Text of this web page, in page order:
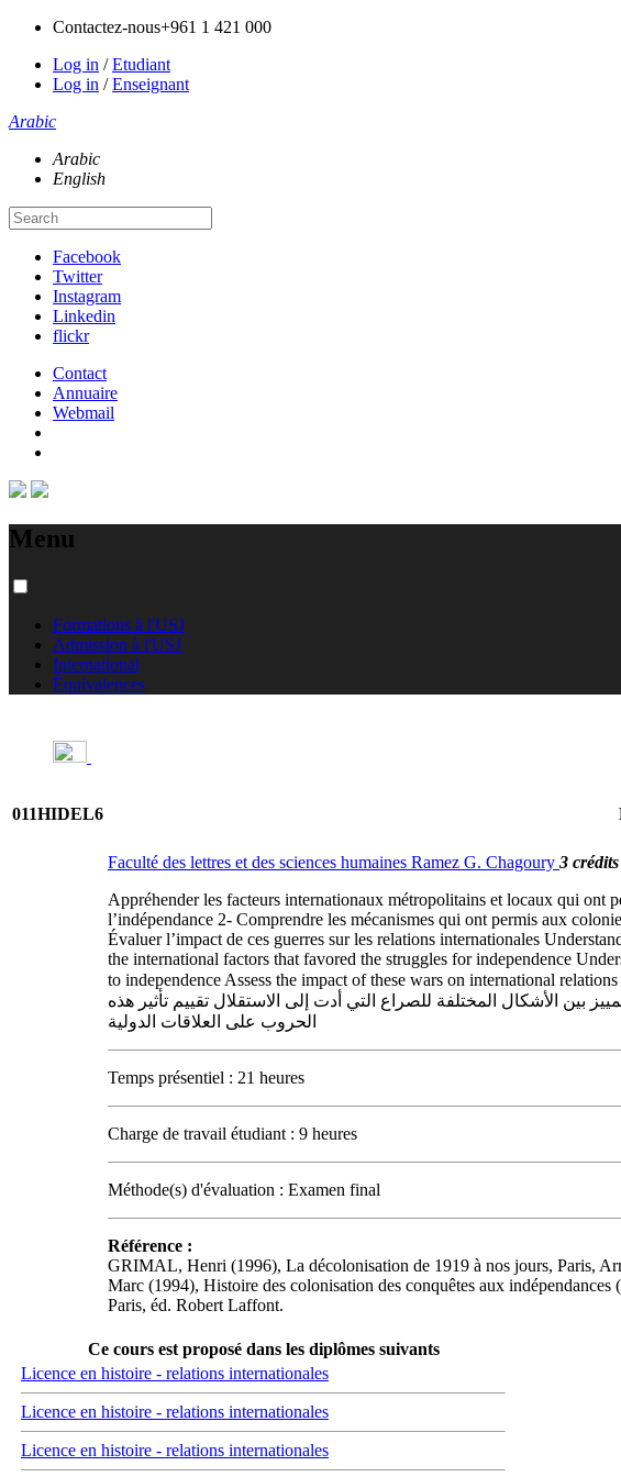
Contactez-nous+961 1 421 000
Log in /Etudiant
Log in /Enseignant
Arabic
Arabic
English
Facebook
Twitter
Instagram
Linkedin
flickr
Contact
Annuaire
Webmail
Menu
Formations à l'USJ
Admission à l'USJ
International
Équivalences
011HIDEL6
Faculté des lettres et des sciences humaines Ramez G. Chagoury 3 crédits
Appréhender les facteurs internationaux métropolitains et locaux qui
l’indépendance 2- Comprendre les mécanismes qui ont permis aux
Évaluer l’impact de ces guerres sur les relations internationales
the international factors that favored the struggles for independence
to independence Assess the impact of these wars on international relations فهم العوامل الدولية، الحضرية، والمحلية التي سمحت بحدوث إنهاء الاستعمار. أهداف هذه الوحدة الدراسية: تحديد العوامل
الأشكال المختلفة للصراع التي أدت إلى الاستقلال تقييم تأثير هذه
الحروب على العلاقات الدولية
Temps présentiel : 21 heures
Charge de travail étudiant : 9 heures
Méthode(s) d'évaluation : Examen final
Référence :
GRIMAL, Henri (1996), La décolonisation de 1919 à nos jours, Paris,
Marc (1994), Histoire des colonisation des conquêtes aux
Paris, éd. Robert Laffont.
Ce cours est proposé dans les diplômes suivants
Licence en histoire - relations internationales
Licence en histoire - relations internationales
Licence en histoire - relations internationales